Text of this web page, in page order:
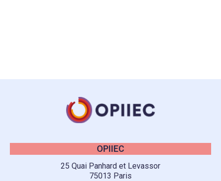
OPIIEC
25 Quai Panhard et Levassor
75013 Paris